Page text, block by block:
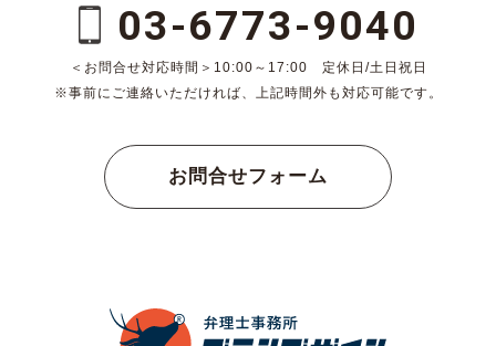
03-6773-9040
＜お問合せ対応時間＞10:00～17:00 定休日/土日祝日
※事前にご連絡いただければ、上記時間外も対応可能です。
お問合せフォーム